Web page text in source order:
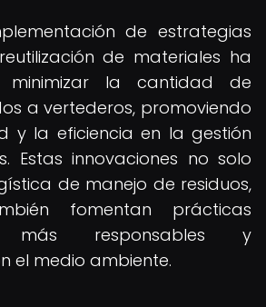
de estrategias
de materiales ha
minimizar la cantidad de
a vertederos, promoviendo
y la eficiencia en la gestión
Estas innovaciones no solo
de manejo de residuos,
fomentan prácticas
más responsables y
el medio ambiente.